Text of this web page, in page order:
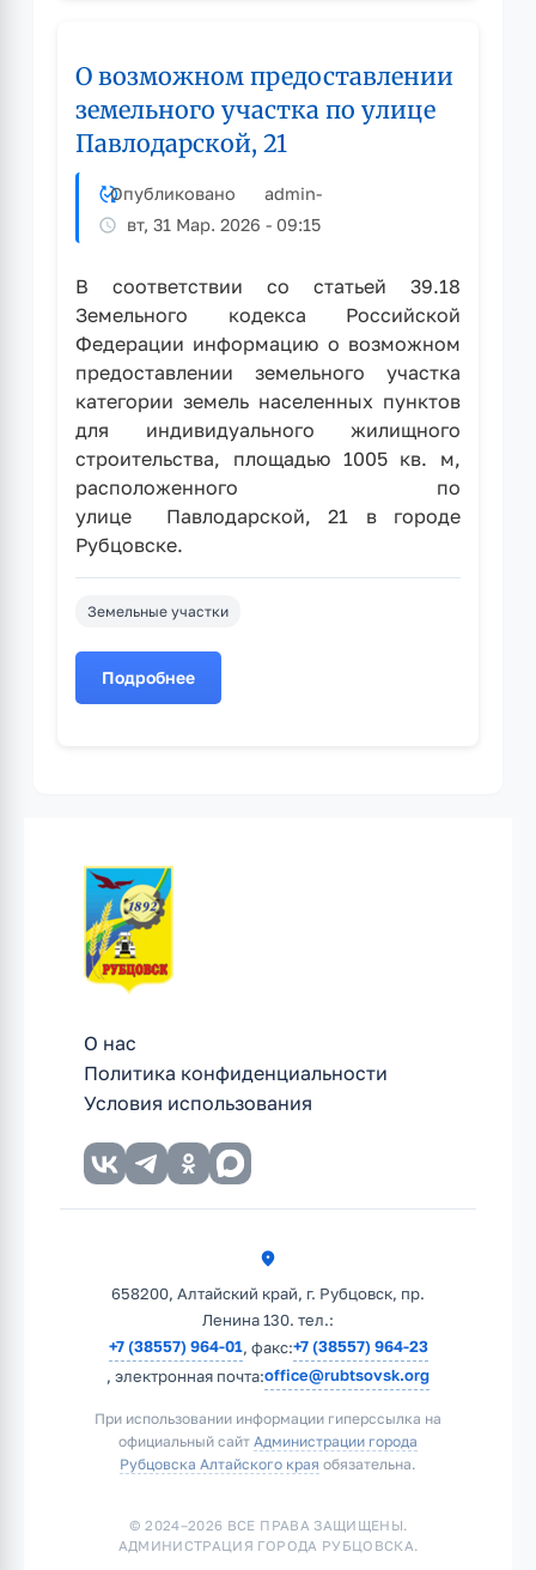
участка
по
переулку
Объездному,
О возможном предоставлении
земельного участка по улице
Павлодарской, 21
Опубликовано admin-
вт, 31 Мар. 2026 - 09:15
В соответствии со статьей 39.18
Земельного кодекса Российской
Федерации информацию о возможном
предоставлении земельного участка
категории земель населенных пунктов
для индивидуального жилищного
строительства, площадью 1005 кв. м,
расположенного по
улице Павлодарской, 21 в городе
Рубцовске.
Земельные участки
Подробнее
о
улице
Павлодарской,
21
О нас
Политика конфиденциальности
Условия использования
658200, Алтайский край, г. Рубцовск, пр.
Ленина 130. тел.:
+7 (38557) 964-01, факс:+7 (38557) 964-23
, электронная почта:office@rubtsovsk.org
При использовании информации гиперссылка на
официальный сайт Администрации города
Рубцовска Алтайского края обязательна.
© 2024–2026 ВСЕ ПРАВА ЗАЩИЩЕНЫ.
АДМИНИСТРАЦИЯ ГОРОДА РУБЦОВСКА.